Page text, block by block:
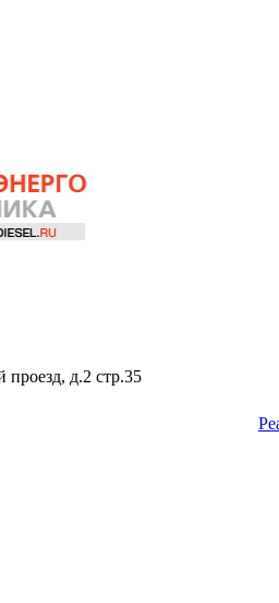
д.2 стр.35